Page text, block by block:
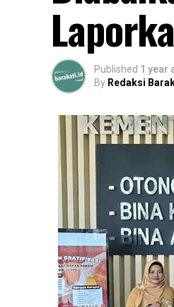
Published 1 year
By Redaksi